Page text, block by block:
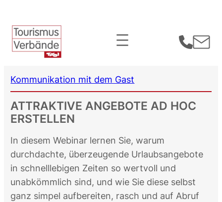
Inhalt
springen
Kommunikation mit dem Gast
ATTRAKTIVE ANGEBOTE AD HOC
ERSTELLEN
In diesem Webinar lernen Sie, warum
durchdachte, überzeugende Urlaubsangebote
in schnelllebigen Zeiten so wertvoll und
unabkömmlich sind, und wie Sie diese selbst
ganz simpel aufbereiten, rasch und auf Abruf